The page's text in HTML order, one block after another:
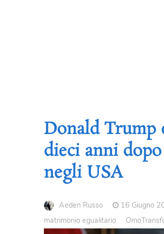
Donald Trump
dieci anni
negli USA
Aeden Russo 16 Giugno
matrimonio egualitario